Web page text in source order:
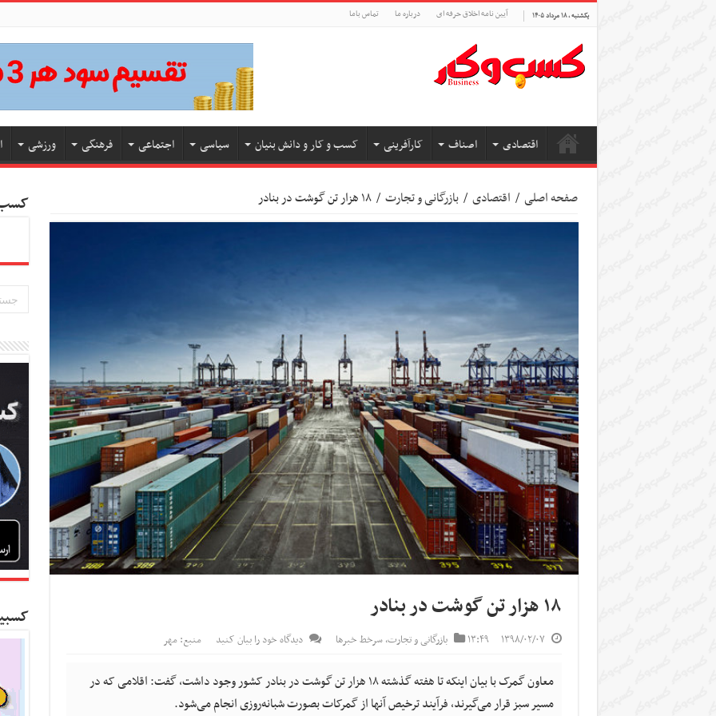
یکشنبه , ۱۸ مرداد ۱۴۰۵ آیین نامه اخلاق حرفه ای درباره ما تماس باما
اقتصادی اصناف کارآفرینی کسب و کار و دانش بنیان سیاسی اجتماعی فرهنگی ورزشی
صفحه اصلی / اقتصادی / بازرگانی و تجارت / ۱۸ هزار تن گوشت در بنادر
۱۸ هزار تن گوشت در بنادر
۱۳۹۸/۰۲/۰۷ ۱۳:۴۹ بازرگانی و تجارت,سرخط خبرها دیدگاه خود را بیان کنید منبع: مهر
معاون گمرک با بیان اینکه تا هفته گذشته ۱۸ هزار تن گوشت در بنادر کشور وجود داشت، گفت: اقلامی که در
مسیر سبز قرار می‌گیرند، فرآیند ترخیص آنها از گمرکات بصورت شبانه‌روزی انجام می‌شود.
کسب